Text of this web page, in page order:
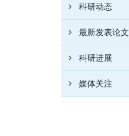
科研动态
最新发表论文
科研进展
媒体关注